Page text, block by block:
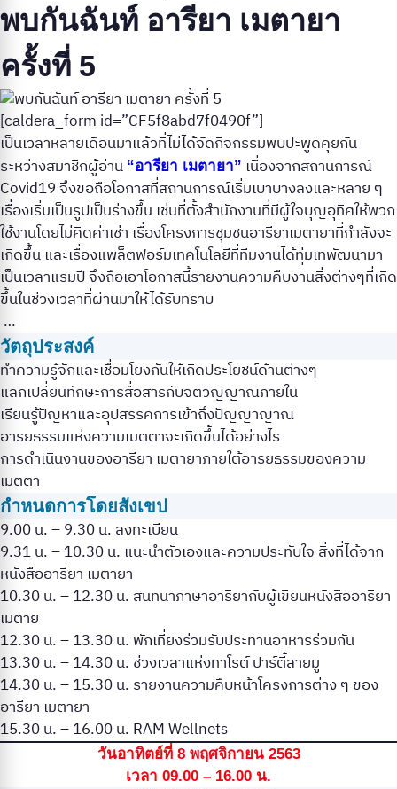
พบกันฉันท์ อารียา เมตายา
ครั้งที่ 5
[caldera_form id=”CF5f8abd7f0490f”]
เป็นเวลาหลายเดือนมาแล้วที่ไม่ได้จัดกิจกรรมพบปะพูดคุยกัน
ระหว่างสมาชิกผู้อ่าน “อารียา เมตายา” เนื่องจากสถานการณ์
Covid19 จึงขอถือโอกาสที่สถานการณ์เริ่มเบาบางลงและหลาย ๆ
เรื่องเริ่มเป็นรูปเป็นร่างขึ้น เช่นที่ตั้งสำนักงานที่มีผู้ใจบุญอุทิศให้พวก
ใช้งานโดยไม่คิดค่าเช่า เรื่องโครงการชุมชนอารียาเมตายาที่กำลังจะ
เกิดขึ้น และเรื่องแพล็ตฟอร์มเทคโนโลยีที่ทีมงานได้ทุ่มเทพัฒนามา
เป็นเวลาแรมปี จึงถือเอาโอกาสนี้รายงานความคืบงานสิ่งต่างๆที่เกิด
ขึ้นในช่วงเวลาที่ผ่านมาให้ได้รับทราบ
…
วัตถุประสงค์
ทำความรู้จักและเชื่อมโยงกันให้เกิดประโยชน์ด้านต่างๆ
แลกเปลี่ยนทักษะการสื่อสารกับจิตวิญญาณภายใน
เรียนรู้ปัญหาและอุปสรรคการเข้าถึงปัญญาญาณ
อารยธรรมแห่งความเมตตาจะเกิดขึ้นได้อย่างไร
การดำเนินงานของอารียา เมตายาภายใต้อารยธรรมของความ
เมตตา
กำหนดการโดยสังเขป
9.00 น. – 9.30 น. ลงทะเบียน
9.31 น. – 10.30 น. แนะนำตัวเองและความประทับใจ สิ่งที่ได้จาก
หนังสืออารียา เมตายา
10.30 น. – 12.30 น. สนทนาภาษาอารียากับผู้เขียนหนังสืออารียา
เมตาย
12.30 น. – 13.30 น. พักเที่ยงร่วมรับประทานอาหารร่วมกัน
13.30 น. – 14.30 น. ช่วงเวลาแห่งทาโรต์ ปาร์ตี้สายมู
14.30 น. – 15.30 น. รายงานความคืบหน้าโครงการต่าง ๆ ของ
อารียา เมตายา
15.30 น. – 16.00 น. RAM Wellnets
วันอาทิตย์ที่ 8 พฤศจิกายน 2563
เวลา 09.00 – 16.00 น.